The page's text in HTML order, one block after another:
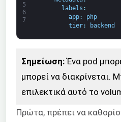
5
6
7
labels :
app:
php
tier: backend
Σημείωση:Ένα pod
μπορεί να
επιλεκτικά αυτό το
Πρώτα, πρέπει να